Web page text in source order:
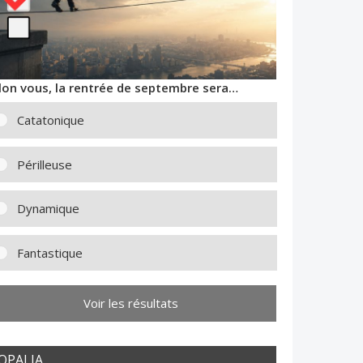
vous, la rentrée de septembre sera…
Catatonique
Périlleuse
Dynamique
Fantastique
Voir les résultats